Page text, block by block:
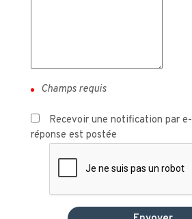
Recevoir une notification par
réponse est postée